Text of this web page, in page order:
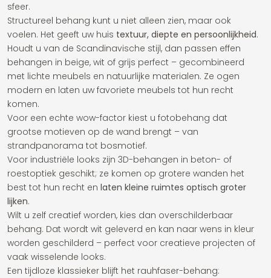
sfeer.
Structureel behang kunt u niet alleen zien, maar ook
voelen. Het geeft uw huis textuur, diepte en persoonlijkheid.
Houdt u van de Scandinavische stijl, dan passen effen
behangen in beige, wit of grijs perfect – gecombineerd
met lichte meubels en natuurlijke materialen. Ze ogen
modern en laten uw favoriete meubels tot hun recht
komen.
Voor een echte wow-factor kiest u fotobehang dat
grootse motieven op de wand brengt – van
strandpanorama tot bosmotief.
Voor industriële looks zijn 3D-behangen in beton- of
roestoptiek geschikt; ze komen op grotere wanden het
best tot hun recht en laten kleine ruimtes optisch groter
lijken.
Wilt u zelf creatief worden, kies dan overschilderbaar
behang. Dat wordt wit geleverd en kan naar wens in kleur
worden geschilderd – perfect voor creatieve projecten of
vaak wisselende looks.
Een tijdloze klassieker blijft het rauhfaser-behang: